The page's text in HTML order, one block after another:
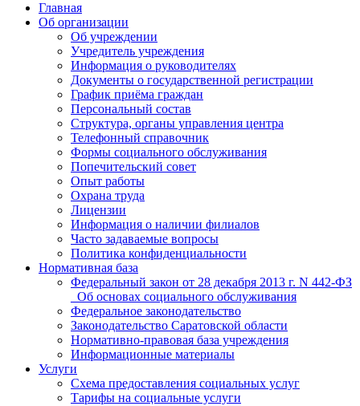
Главная
Об организации
Об учреждении
Учредитель учреждения
Информация о руководителях
Документы о государственной регистрации
График приёма граждан
Персональный состав
Структура, органы управления центра
Телефонный справочник
Формы социального обслуживания
Попечительский совет
Опыт работы
Охрана труда
Лицензии
Информация о наличии филиалов
Часто задаваемые вопросы
Политика конфиденциальности
Нормативная база
Федеральный закон от 28 декабря 2013 г. N 442-ФЗ
_Об основах социального обслуживания
Федеральное законодательство
Законодательство Саратовской области
Нормативно-правовая база учреждения
Информационные материалы
Услуги
Схема предоставления социальных услуг
Тарифы на социальные услуги